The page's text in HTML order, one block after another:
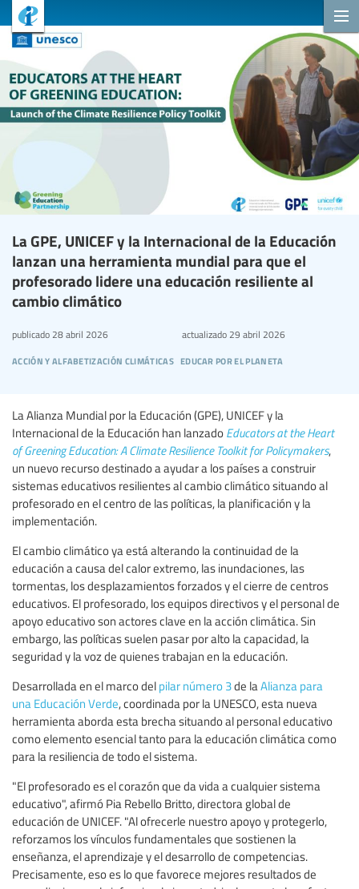
La GPE, UNICEF y la Internacional de la Educación
lanzan una herramienta mundial para que el
profesorado lidere una educación resiliente al
cambio climático
acción y alfabetización climáticas educar por el planeta
publicado 28 abril 2026 actualizado29 abril 2026
La Alianza Mundial por la Educación (GPE), UNICEF y la
Internacional de la Educación han lanzado Educators at the Heart
of Greening Education: A Climate Resilience Toolkit for Policymakers,
un nuevo recurso destinado a ayudar a los países a construir
sistemas educativos resilientes al cambio climático situando al
profesorado en el centro de las políticas, la planificación y la
implementación.
El cambio climático ya está alterando la continuidad de la
educación a causa del calor extremo, las inundaciones, las
tormentas, los desplazamientos forzados y el cierre de centros
educativos. El profesorado, los equipos directivos y el personal de
apoyo educativo son actores clave en la acción climática. Sin
embargo, las políticas suelen pasar por alto la capacidad, la
seguridad y la voz de quienes trabajan en la educación.
Desarrollada en el marco del pilar número 3de la Alianza para
una Educación Verde, coordinada por la UNESCO, esta nueva
herramienta aborda esta brecha situando al personal educativo
como elemento esencial tanto para la educación climática como
para la resiliencia de todo el sistema.
"El profesorado es el corazón que da vida a cualquier sistema
educativo", afirmó Pia Rebello Britto, directora global de
educación de UNICEF. "Al ofrecerle nuestro apoyo y protegerlo,
reforzamos los vínculos fundamentales que sostienen la
enseñanza, el aprendizaje y el desarrollo de competencias.
Precisamente, eso es lo que favorece mejores resultados de